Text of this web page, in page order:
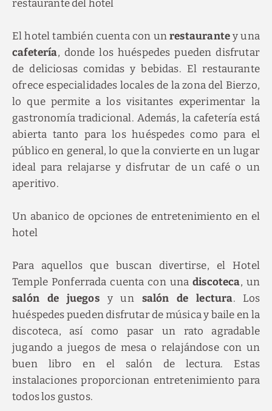
restaurante del hotel
El hotel también cuenta con unrestaurantey una
cafetería, donde los huéspedes pueden disfrutar
de deliciosas comidas y bebidas. El restaurante
ofrece especialidades locales de la zona del Bierzo,
lo que permite a los visitantes experimentar la
gastronomía tradicional. Además, la cafetería está
abierta tanto para los huéspedes como para el
público en general, lo que la convierte en un lugar
ideal para relajarse y disfrutar de un café o un
aperitivo.
Un abanico de opciones de entretenimiento en el
hotel
Para aquellos que buscan divertirse, el Hotel
Temple Ponferrada cuenta con unadiscoteca, un
salón de juegosy un salón de lectura. Los
huéspedes pueden disfrutar de música y baile en la
discoteca, así como pasar un rato agradable
jugando a juegos de mesa o relajándose con un
buen libro en el salón de lectura. Estas
instalaciones proporcionan entretenimiento para
todos los gustos.